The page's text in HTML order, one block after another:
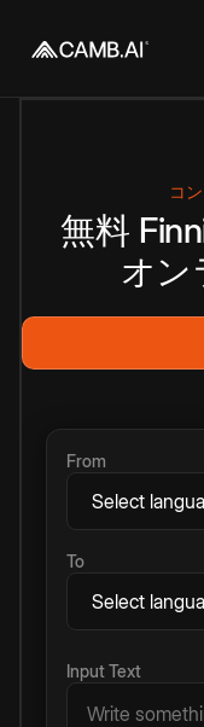
コ
無料
オン
From
To
Input Text